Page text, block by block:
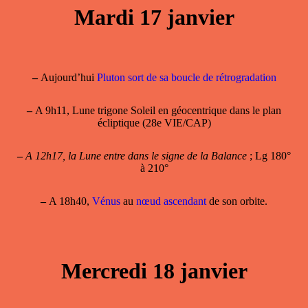
Mardi 17 janvier
–Aujourd’hui Pluton sort de sa boucle de rétrogradation
–A 9h11, Lune trigone Soleil en géocentrique dans le plan
écliptique (28e VIE/CAP)
– A 12h17, la Lune entre dans le signe de la Balance ; Lg 180°
à 210°
–A 18h40, Vénus au nœud ascendant de son orbite.
Mercredi 18 janvier